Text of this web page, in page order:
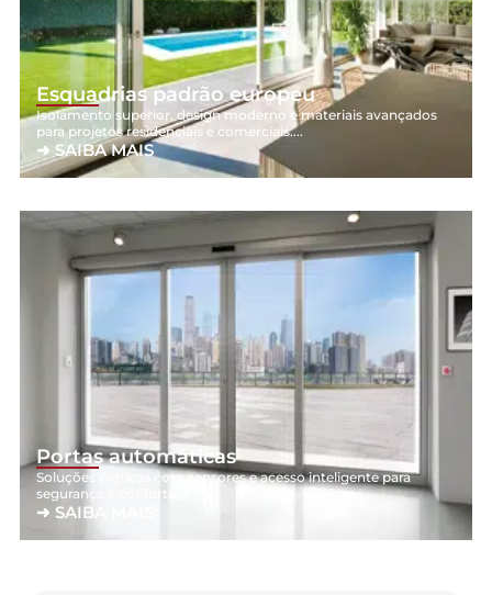
Esquadrias padrão europeu
Isolamento superior, design moderno e materiais avançados
para projetos residenciais e comerciais....
➜ SAIBA MAIS
Portas automáticas
Soluções práticas com sensores e acesso inteligente para
segurança e conforto....
➜ SAIBA MAIS